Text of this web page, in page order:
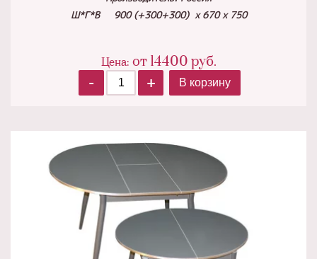
Ш*Г*В 900 (+300+300) х 670 х 750
Цена: от 14400 руб.
-
+ В корзину